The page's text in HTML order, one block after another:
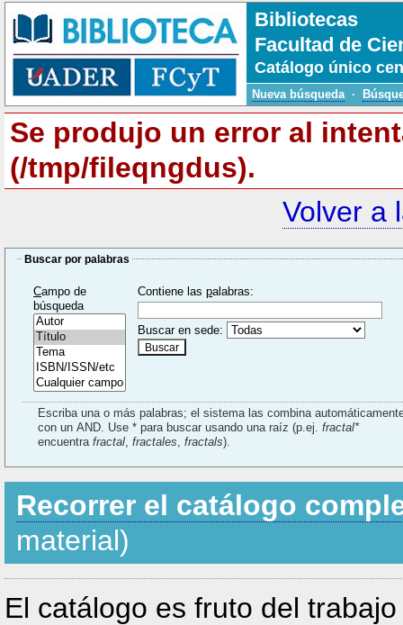
Bibliotecas
Facultad de
Catálogo único
Nueva búsqueda ·
Se produjo un error al
(/tmp/fileqngdus).
Volver a
Buscar por palabras
Campo de
búsqueda
Contiene laspalabras:
Buscar en sede:
Escriba una o más palabras; el sistema las combina
con un AND. Use * para buscar usando una raíz (p.ej.fractal*
encuentrafractal ,fractales ,fractals).
Recorrer el catálogo
material)
El catálogo es fruto del